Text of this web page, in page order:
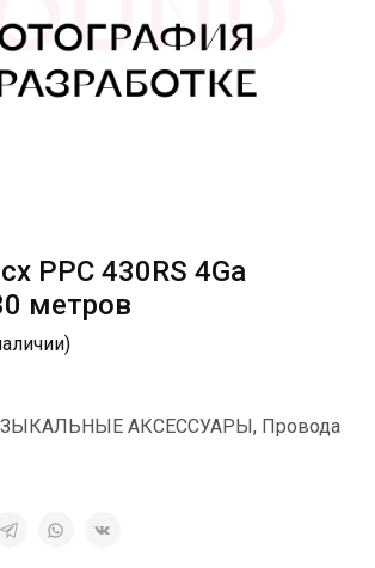
PPC 430RS 4Ga
метров
АКСЕССУАРЫ, Провода